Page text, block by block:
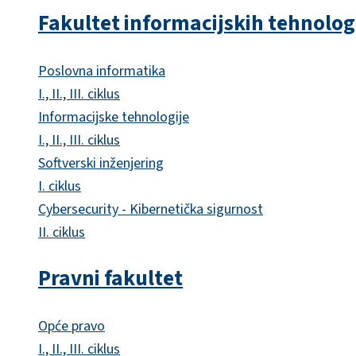
Fakultet informacijskih
Poslovna informatika
I., II., III. ciklus
Informacijske tehnologije
I., II., III. ciklus
Softverski inženjering
I. ciklus
Cybersecurity - Kibernetička sigurnost
II. ciklus
Pravni fakultet
Opće pravo
I., II., III. ciklus